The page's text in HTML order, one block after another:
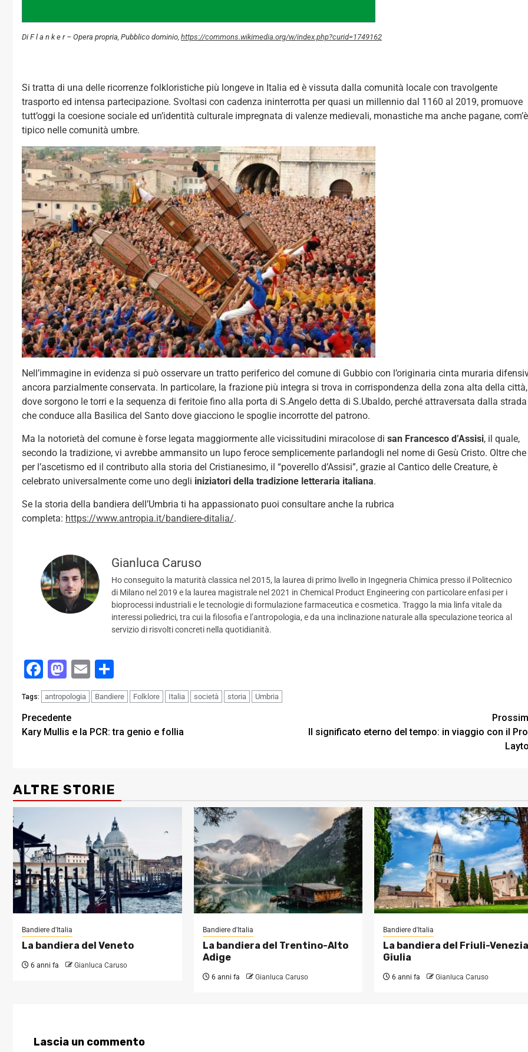
Di F l a n k e r – Opera propria, Pubblico dominio, https://commons.wikimedia.org/w/index.php?curid=1749162
Si tratta di una delle ricorrenze folkloristiche più longeve in Italia ed è vissuta dalla comunità locale con travolgente
trasporto ed intensa partecipazione. Svoltasi con cadenza ininterrotta per quasi un millennio dal 1160 al 2019, promuove
tutt’oggi la coesione sociale ed un’identità culturale impregnata di valenze medievali, monastiche ma anche pagane, com’è
tipico nelle comunità umbre.
Nell’immagine in evidenza si può osservare un tratto periferico del comune di Gubbio con l’originaria cinta muraria
ancora parzialmente conservata. In particolare, la frazione più integra si trova in corrispondenza della zona alta della città,
dove sorgono le torri e la sequenza di feritoie fino alla porta di S.Angelo detta di S.Ubaldo, perché attraversata dalla strada
che conduce alla Basilica del Santo dove giacciono le spoglie incorrotte del patrono.
Ma la notorietà del comune è forse legata maggiormente alle vicissitudini miracolose di san Francesco d’Assisi, il quale,
secondo la tradizione, vi avrebbe ammansito un lupo feroce semplicemente parlandogli nel nome di Gesù Cristo. Oltre che
per l’ascetismo ed il contributo alla storia del Cristianesimo, il “poverello d’Assisi”, grazie al Cantico delle Creature, è
celebrato universalmente come uno degli iniziatori della tradizione letteraria italiana.
Se la storia della bandiera dell’Umbria ti ha appassionato puoi consultare anche la rubrica
completa: https://www.antropia.it/bandiere-ditalia/.
Gianluca Caruso
Ho conseguito la maturità classica nel 2015, la laurea di primo livello in Ingegneria Chimica presso il Politecnico
di Milano nel 2019 e la laurea magistrale nel 2021 in Chemical Product Engineering con particolare enfasi per i
bioprocessi industriali e le tecnologie di formulazione farmaceutica e cosmetica. Traggo la mia linfa vitale da
interessi poliedrici, tra cui la filosofia e l’antropologia, e da una inclinazione naturale alla speculazione teorica al
servizio di risvolti concreti nella quotidianità.
Facebook
Mastodon
Email
Tags: antropologia Bandiere Folklore Italia società storia Umbria
Post
navigation
Precedente
Kary Mullis e la PCR: tra genio e follia
Il significato eterno del tempo: in viaggio con il
ALTRE STORIE
Bandiere d'Italia
La bandiera del Veneto
6 anni fa Gianluca Caruso
Bandiere d'Italia
La bandiera del Trentino-Alto
Adige
6 anni fa Gianluca Caruso
Bandiere d'Italia
La bandiera del Friuli-
Giulia
6 anni fa Gianluca Caruso
Lascia un commento